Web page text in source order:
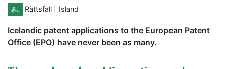
Rättsfall | Island
Icelandic patent applications to the European Patent
Office (EPO) have never been as many.